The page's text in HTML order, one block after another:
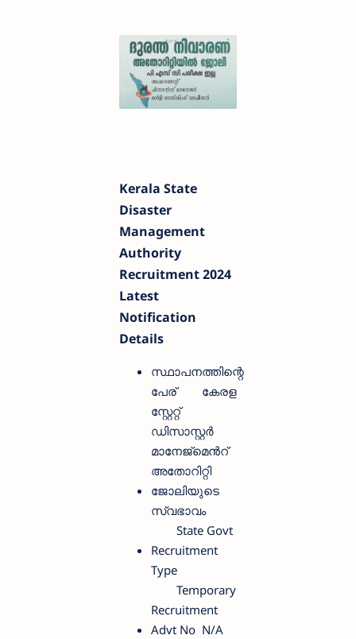
Kerala State
Disaster
Management
Authority
Recruitment 2024
Latest
Notification
Details
സ്ഥാപനത്തിന്റെ
പേര്
കേരള
സ്റ്റേറ്റ്
ഡിസാസ്റ്റർ
മാനേജ്മെൻറ്
അതോറിറ്റി
ജോലിയുടെ
സ്വഭാവം
State Govt
Recruitment
Type
Temporary
Recruitment
Advt No N/A